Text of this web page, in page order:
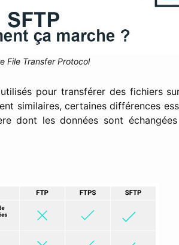
File Transfer Protocol
pour transférer des fichiers
similaires, certaines différences
dont les données sont